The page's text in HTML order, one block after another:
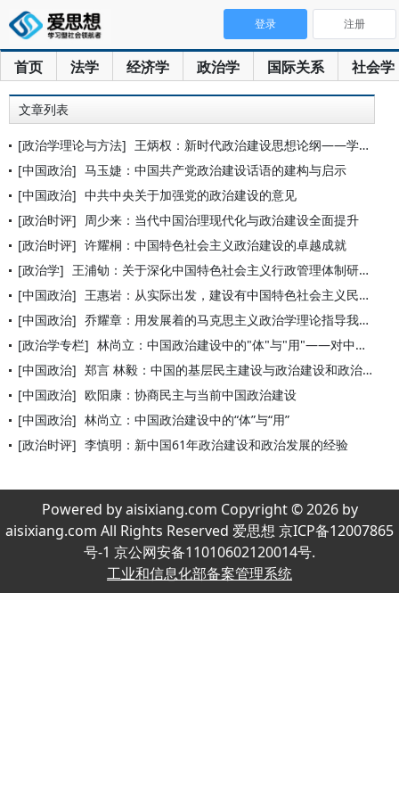
首页 法学 经济学 政治学 国际关系 社会学
登录 注册
文章列表
[政治学理论与方法] 王炳权：新时代政治建设思想论纲——学习习近平关于政治建设的重
[中国政治] 马玉婕：中国共产党政治建设话语的建构与启示
[中国政治] 中共中央关于加强党的政治建设的意见
[政治时评] 周少来：当代中国治理现代化与政治建设全面提升
[政治时评] 许耀桐：中国特色社会主义政治建设的卓越成就
[政治学] 王浦劬：关于深化中国特色社会主义行政管理体制研究的几点认识
[中国政治] 王惠岩：从实际出发，建设有中国特色社会主义民主政治
[中国政治] 乔耀章：用发展着的马克思主义政治学理论指导我国新的政治建设实
[政治学专栏] 林尚立：中国政治建设中的"体"与"用"——对中国政治发展的一
[中国政治] 郑言 林毅：中国的基层民主建设与政治建设和政治发展
[中国政治] 欧阳康：协商民主与当前中国政治建设
[中国政治] 林尚立：中国政治建设中的“体”与“用”
[政治时评] 李慎明：新中国61年政治建设和政治发展的经验
Powered by aisixiang.com Copyright © 2026 by
aisixiang.com All Rights Reserved 爱思想 京ICP备12007865
号-1 京公网安备11010602120014号.
工业和信息化部备案管理系统